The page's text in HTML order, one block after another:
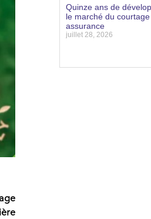
Quinze ans de
le marché du courtage
assurance
juillet 28, 2026